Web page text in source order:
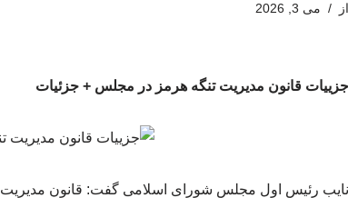
از می 3, 2026
جزییات قانون مدیریت تنگه هرمز در مجلس + جزئیات
نایب رئیس اول مجلس شورای اسلامی گفت: قانون